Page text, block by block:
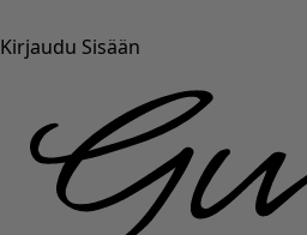
Kirjaudu Sisään